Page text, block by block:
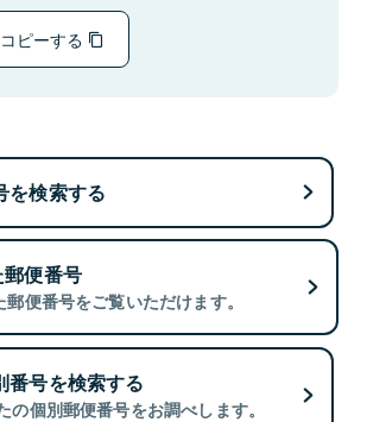
ピーする
を検索する
便番号
便番号をご覧いただけます。
番号を検索する
の個別郵便番号をお調べします。